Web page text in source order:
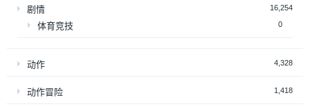
剧情 16,254
体育竞技 0
动作 4,328
动作冒险 1,418